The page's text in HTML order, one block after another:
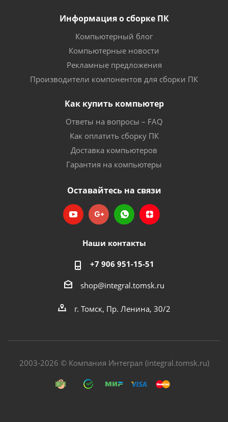
Информация о сборке ПК
Компьютерный блог
Компьютерные новости
Рекламные предложения
Производители компонентов для сборки ПК
Как купить компьютер
Ответы на вопросы – FAQ
Как оплатить сборку ПК
Доставка компьютеров
Гарантия на компьютеры
Оставайтесь на связи
Наши контакты
+7 906 951-15-51
shop@integral.tomsk.ru
г. Томск, Пр. Ленина, 30/2
2003-2026 © Компания Интеграл (integral.tomsk.ru)